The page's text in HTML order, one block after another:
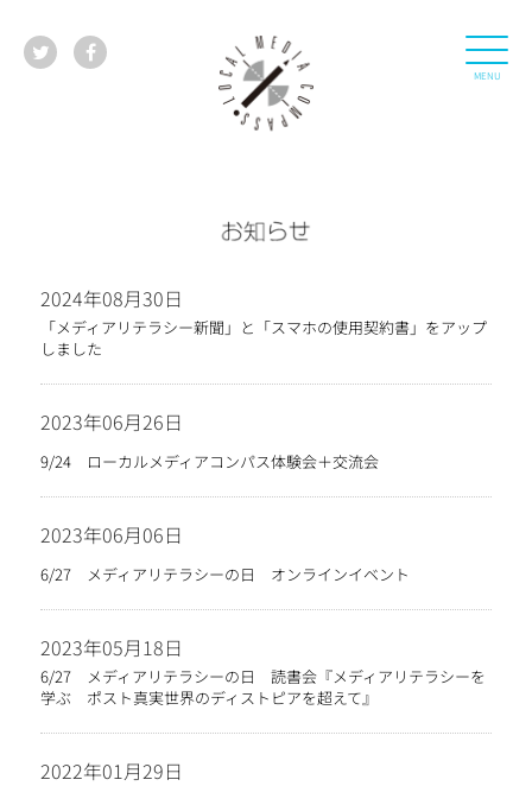
2024年08月30日
「メディアリテラシー新聞」と「スマホの使用契約書」をアップ
しました
2023年06月26日
9/24 ローカルメディアコンパス体験会＋交流会
2023年06月06日
6/27 メディアリテラシーの日 オンラインイベント
2023年05月18日
6/27 メディアリテラシーの日 読書会『メディアリテラシーを
学ぶ ポスト真実世界のディストピアを超えて』
2022年01月29日